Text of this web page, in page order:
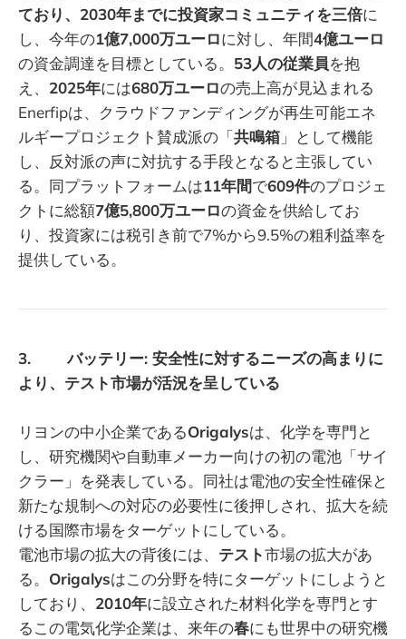
ており、2030年までに投資家コミュニティを三倍に
し、今年の1億7,000万ユーロに対し、年間4億ユーロ
の資金調達を目標としている。 53人の従業員を抱
え、 2025年には680万ユーロの売上高が見込まれる
Enerfipは、クラウドファンディングが再生可能エネ
ルギープロジェクト賛成派の「共鳴箱 」として機能
し、反対派の声に対抗する手段となると主張してい
る。同プラットフォームは11年間で609件のプロジェ
クトに総額7億5,800万ユーロの資金を供給してお
り、投資家には税引き前で7%から9.5%の粗利益率を
提供している。
3. バッテリー: 安全性に対するニーズの高まりに
より、テスト市場が活況を呈している
リヨンの中小企業であるOrigalysは、化学を専門と
し、研究機関や自動車メーカー向けの初の電池「サイ
クラー」を発表している。同社は電池の安全性確保と
新たな規制への対応の必要性に後押しされ、拡大を続
ける国際市場をターゲットにしている。
電池市場の拡大の背後には、 テスト市場の拡大があ
る。 Origalysはこの分野を特にターゲットにしようと
しており、 2010年に設立された材料化学を専門とす
るこの電気化学企業は、来年の春にも世界中の研究機